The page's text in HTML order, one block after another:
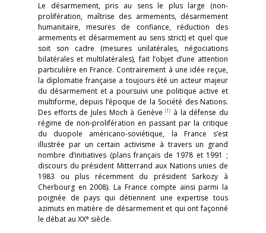
Le désarmement, pris au sens le plus large (non-
prolifération, maîtrise des armements, désarmement
humanitaire, mesures de confiance, réduction des
armements et désarmement au sens strict) et quel que
soit son cadre (mesures unilatérales, négociations
bilatérales et multilatérales), fait l’objet d’une attention
particulière en France. Contrairement à une idée reçue,
la diplomatie française a toujours été un acteur majeur
du désarmement et a poursuivi une politique active et
multiforme, depuis l’époque de la Société des Nations.
Des efforts de Jules Moch à Genève(1) à la défense du
régime de non-prolifération en passant par la critique
du duopole américano-soviétique, la France s’est
illustrée par un certain activisme à travers un grand
nombre d’initiatives (plans français de 1978 et 1991 ;
discours du président Mitterrand aux Nations unies de
1983 ou plus récemment du président Sarkozy à
Cherbourg en 2008). La France compte ainsi parmi la
poignée de pays qui détiennent une expertise tous
azimuts en matière de désarmement et qui ont façonné
le débat au XXe siècle.